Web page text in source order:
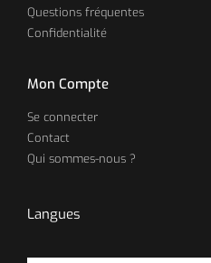
Questions fréquentes
Confidentialité
Mon Compte
Se connecter
Contact
Qui sommes-nous ?
Langues